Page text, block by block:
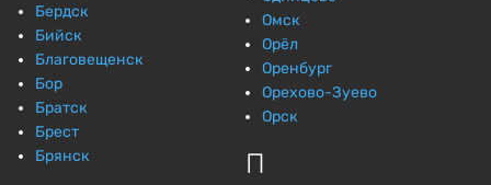
Бердск
Бийск
Благовещенск
Бор
Братск
Брест
Брянск
Омск
Орёл
Оренбург
Орехово-Зуево
Орск
П